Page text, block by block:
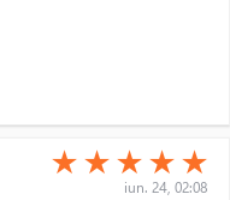
(*)
★ (*)
★ (*)
★ (*)
★ (*)
★
iun. 24, 02:08